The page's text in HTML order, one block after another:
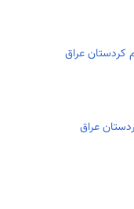
کردستان عراق
عراق